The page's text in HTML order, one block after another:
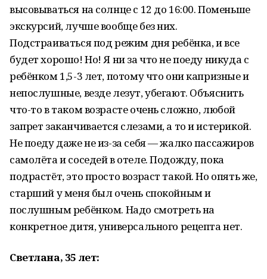
высовываться на солнце с 12 до 16:00. Поменьше
экскурсий, лучше вообще без них.
Подстраиваться под режим дня ребёнка, и все
будет хорошо! Но! Я ни за что не поеду никуда с
ребёнком 1,5-3 лет, потому что они капризные и
непослушные, везде лезут, убегают. Объяснить
что-то в таком возрасте очень сложно, любой
запрет заканчивается слезами, а то и истерикой.
Не поеду даже не из-за себя — жалко пассажиров
самолёта и соседей в отеле. Подожду, пока
подрастёт, это просто возраст такой. Но опять же,
старший у меня был очень спокойным и
послушным ребёнком. Надо смотреть на
конкретное дитя, универсального рецепта нет.
Светлана, 35 лет: